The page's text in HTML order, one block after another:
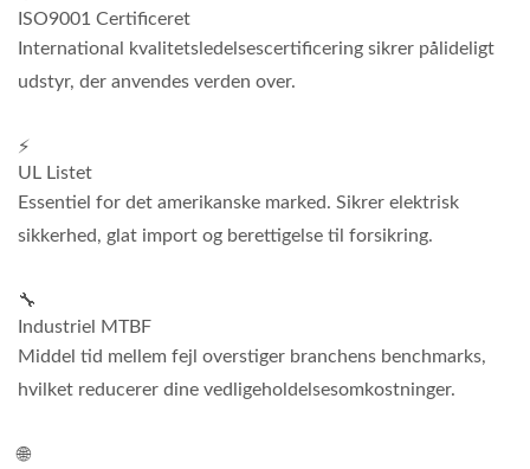
ISO9001 Certificeret
International kvalitetsledelsescertificering sikrer pålideligt
udstyr, der anvendes verden over.
⚡
UL Listet
Essentiel for det amerikanske marked. Sikrer elektrisk
sikkerhed, glat import og berettigelse til forsikring.
🔧
Industriel MTBF
Middel tid mellem fejl overstiger branchens benchmarks,
hvilket reducerer dine vedligeholdelsesomkostninger.
🌐